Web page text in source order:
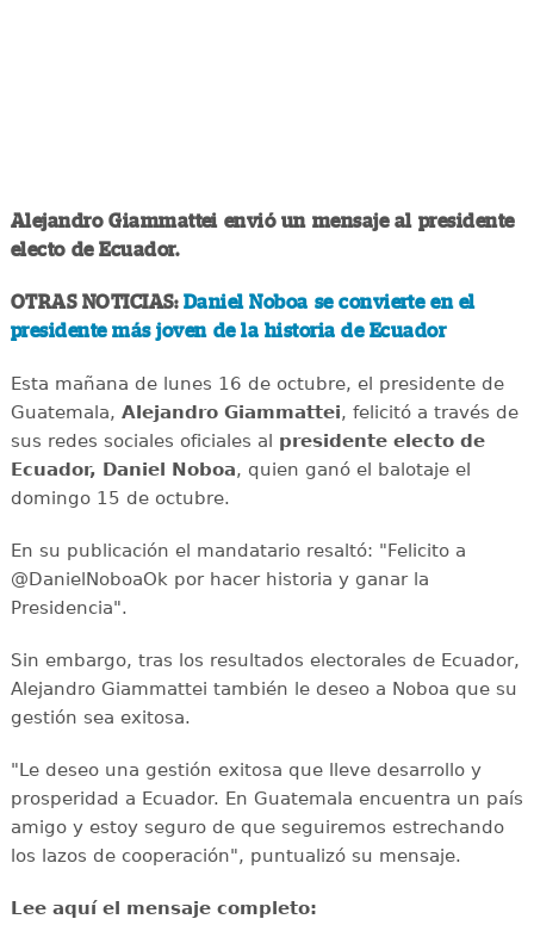
Alejandro Giammattei envió un mensaje al presidente
electo de Ecuador.
OTRAS NOTICIAS: Daniel Noboa se convierte en el
presidente más joven de la historia de Ecuador
Esta mañana de lunes 16 de octubre, el presidente de
Guatemala, Alejandro Giammattei, felicitó a través de
sus redes sociales oficiales al presidente electo de
Ecuador, Daniel Noboa, quien ganó el balotaje el
domingo 15 de octubre.
En su publicación el mandatario resaltó: "Felicito a
@DanielNoboaOk por hacer historia y ganar la
Presidencia".
Sin embargo, tras los resultados electorales de Ecuador,
Alejandro Giammattei también le deseo a Noboa que su
gestión sea exitosa.
"Le deseo una gestión exitosa que lleve desarrollo y
prosperidad a Ecuador. En Guatemala encuentra un país
amigo y estoy seguro de que seguiremos estrechando
los lazos de cooperación", puntualizó su mensaje.
Lee aquí el mensaje completo: